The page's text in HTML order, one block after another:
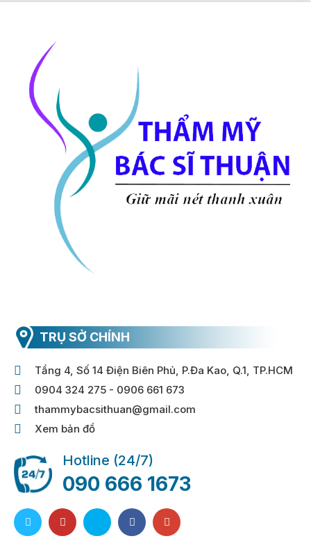
TRỤ SỞ CHÍNH
Tầng 4, Số 14 Điện Biên Phủ, P.Đa Kao, Q.1, TP.HCM
0904 324 275 - 0906 661 673
thammybacsithuan@gmail.com
Xem bản đồ
Hotline (24/7)
090 666 1673